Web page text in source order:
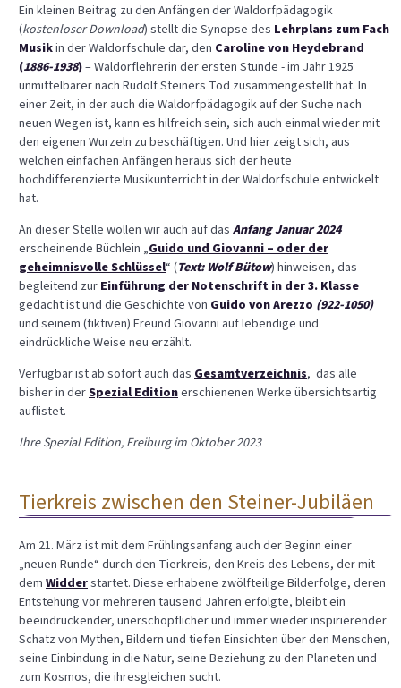
Ein kleinen Beitrag zu den Anfängen der Waldorfpädagogik
(kostenloser Download) stellt die Synopse des Lehrplans zum Fach
Musikin der Waldorfschule dar, den Caroline von Heydebrand
(1886-1938)– Waldorflehrerin der ersten Stunde - im Jahr 1925
unmittelbarer nach Rudolf Steiners Tod zusammengestellt hat. In
einer Zeit, in der auch die Waldorfpädagogik auf der Suche nach
neuen Wegen ist, kann es hilfreich sein, sich auch einmal wieder mit
den eigenen Wurzeln zu beschäftigen. Und hier zeigt sich, aus
welchen einfachen Anfängen heraus sich der heute
hochdifferenzierte Musikunterricht in der Waldorfschule entwickelt
hat.
An dieser Stelle wollen wir auch auf das Anfang Januar 2024
erscheinende Büchlein „Guido und Giovanni – oder der
geheimnisvolle Schlüssel“ (Text: Wolf Bütow) hinweisen, das
begleitend zur Einführung der Notenschrift in der 3. Klasse
gedacht ist und die Geschichte von Guido von Arezzo (922-1050)
und seinem (fiktiven) Freund Giovanni auf lebendige und
eindrückliche Weise neu erzählt.
Verfügbar ist ab sofort auch das Gesamtverzeichnis, das alle
bisher in derSpezial Editionerschienenen Werke übersichtsartig
auflistet.
Ihre Spezial Edition, Freiburg im Oktober 2023
Tierkreis zwischen den Steiner-Jubiläen
Am 21. März ist mit dem Frühlingsanfang auch der Beginn einer
„neuen Runde“ durch den Tierkreis, den Kreis des Lebens, der mit
dem Widderstartet. Diese erhabene zwölfteilige Bilderfolge, deren
Entstehung vor mehreren tausend Jahren erfolgte, bleibt ein
beeindruckender, unerschöpflicher und immer wieder inspirierender
Schatz von Mythen, Bildern und tiefen Einsichten über den Menschen,
seine Einbindung in die Natur, seine Beziehung zu den Planeten und
zum Kosmos, die ihresgleichen sucht.